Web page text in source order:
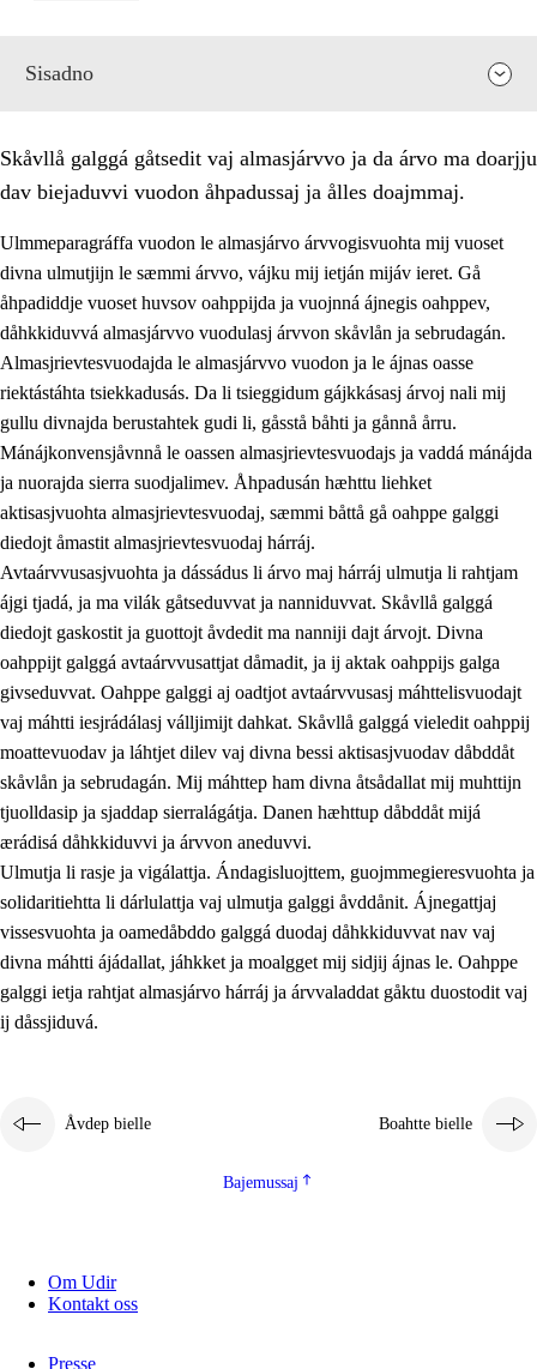
Sisadno
1. Åhpadusá árvvovuodo
1.1 Almasjárvvo
1.2 Identitiehtta ja kultuvralasj moattevuohta
1.3 Lájttális ájádallam ja estetihkalasj diedulasjvuohta
1.4 Dahkamávvo, berustibme ja diehtemvájnogisvuohta
1.5 Vieledus luonnduj ja birásdiedulasjvuohta
1.6 Demokratijja ja oassálasstem
Skåvllå galggá gåtsedit vaj almasjárvvo ja da árvo ma doarjju
dav biejaduvvi vuodon åhpadussaj ja ålles doajmmaj.
Ulmmeparagráffa vuodon le almasjárvo árvvogisvuohta mij vuoset
divna ulmutjijn le sæmmi árvvo, vájku mij ietján mijáv ieret. Gå
åhpadiddje vuoset huvsov oahppijda ja vuojnná ájnegis oahppev,
dåhkkiduvvá almasjárvvo vuodulasj árvvon skåvlån ja sebrudagán.
Almasjrievtesvuodajda le almasjárvvo vuodon ja le ájnas oasse
riektástáhta tsiekkadusás. Da li tsieggidum gájkkásasj árvoj nali mij
gullu divnajda berustahtek gudi li, gåsstå båhti ja gånnå årru.
Mánájkonvensjåvnnå le oassen almasjrievtesvuodajs ja vaddá mánájda
ja nuorajda sierra suodjalimev. Åhpadusán hæhttu liehket
aktisasjvuohta almasjrievtesvuodaj, sæmmi båttå gå oahppe galggi
diedojt åmastit almasjrievtesvuodaj hárráj.
Avtaárvvusasjvuohta ja dássádus li árvo maj hárráj ulmutja li rahtjam
ájgi tjadá, ja ma vilák gåtseduvvat ja nanniduvvat. Skåvllå galggá
diedojt gaskostit ja guottojt åvdedit ma nanniji dajt árvojt. Divna
oahppijt galggá avtaárvvusattjat dåmadit, ja ij aktak oahppijs galga
givseduvvat. Oahppe galggi aj oadtjot avtaárvvusasj máhttelisvuodajt
vaj máhtti iesjrádálasj válljimijt dahkat. Skåvllå galggá vieledit oahppij
moattevuodav ja láhtjet dilev vaj divna bessi aktisasjvuodav dåbddåt
skåvlån ja sebrudagán. Mij máhttep ham divna åtsådallat mij muhttijn
tjuolldasip ja sjaddap sierralágátja. Danen hæhttup dåbddåt mijá
ærádisá dåhkkiduvvi ja árvvon aneduvvi.
Ulmutja li rasje ja vigálattja. Ándagisluojttem, guojmmegieresvuohta ja
solidaritiehtta li dárlulattja vaj ulmutja galggi åvddånit. Ájnegattjaj
vissesvuohta ja oamedåbddo galggá duodaj dåhkkiduvvat nav vaj
divna máhtti ájádallat, jáhkket ja moalgget mij sidjij ájnas le. Oahppe
galggi ietja rahtjat almasjárvo hárráj ja árvvaladdat gåktu duostodit vaj
ij dåssjiduvá.
Åvdep bielle Boahtte bielle
Bajemussaj
Om Udir
Kontakt oss
Presse